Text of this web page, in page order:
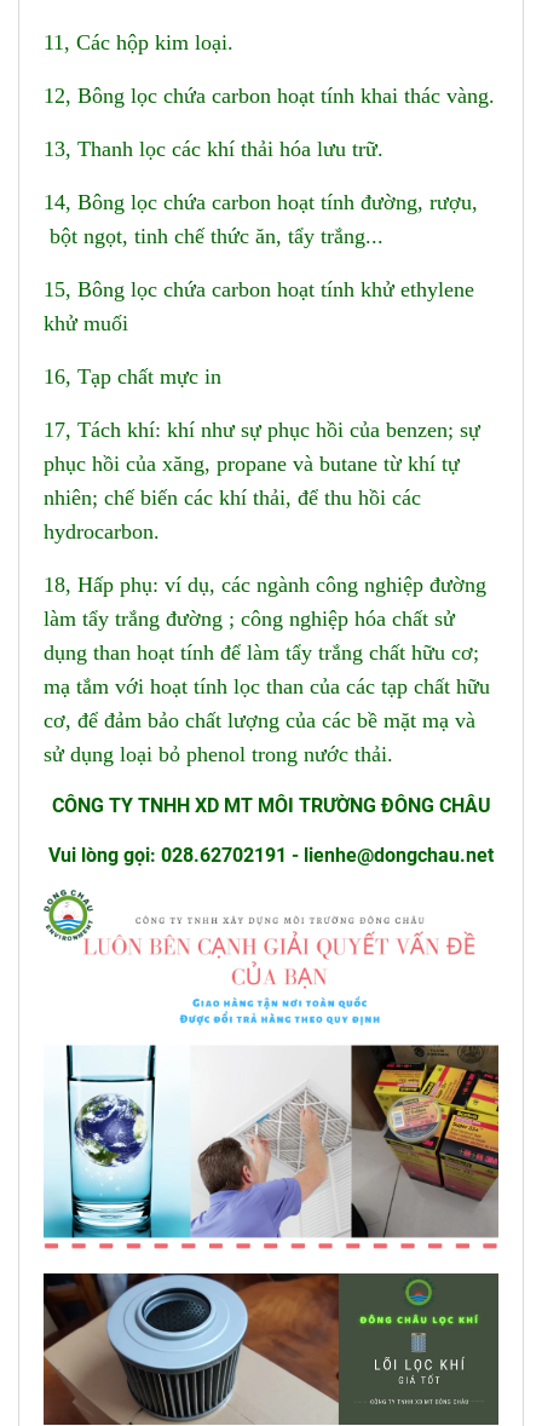
11, Các hộp kim loại.
12, Bông lọc chứa carbon hoạt tính khai thác vàng.
13, Thanh lọc các khí thải hóa lưu trữ.
14, Bông lọc chứa carbon hoạt tính đường, rượu,
bột ngọt, tinh chế thức ăn, tẩy trắng...
15, Bông lọc chứa carbon hoạt tính khử ethylene
khử muối
16, Tạp chất mực in
17, Tách khí: khí như sự phục hồi của benzen; sự
phục hồi của xăng, propane và butane từ khí tự
nhiên; chế biến các khí thải, để thu hồi các
hydrocarbon.
18, Hấp phụ: ví dụ, các ngành công nghiệp đường
làm tẩy trắng đường ; công nghiệp hóa chất sử
dụng than hoạt tính để làm tẩy trắng chất hữu cơ;
mạ tắm với hoạt tính lọc than của các tạp chất hữu
cơ, để đảm bảo chất lượng của các bề mặt mạ và
sử dụng loại bỏ phenol trong nước thải.
CÔNG TY TNHH XD MT MÔI TRƯỜNG ĐÔNG CHÂU
Vui lòng gọi: 028.62702191 - lienhe@dongchau.net